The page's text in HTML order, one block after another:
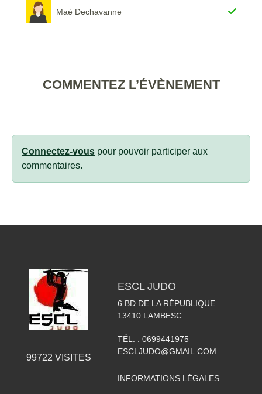
Maé Dechavanne
COMMENTEZ L’ÉVÈNEMENT
Connectez-vous pour pouvoir participer aux
commentaires.
99722 VISITES
ESCL JUDO
6 BD DE LA RÉPUBLIQUE
13410 LAMBESC
TÉL. : 0699441975
ESCLJUDO@GMAIL.COM
INFORMATIONS LÉGALES